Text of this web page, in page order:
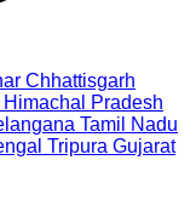
Chhattisgarh
Himachal Pradesh
Tamil Nadu
Tripura Gujarat